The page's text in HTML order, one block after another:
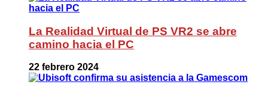
La Realidad Virtual de PS VR2 se abre
camino hacia el PC
22 febrero 2024